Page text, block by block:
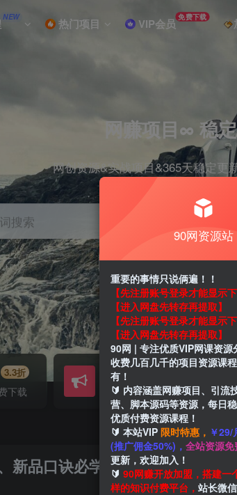
NEW 热门项目 VIP会员 免费下载
网赚项目∞ 稳
网创资源&实战项目&365天稳定更
搜索
项目 剪辑 抖音 引流
3.3折
下载
会员交流 群聊
研究探讨一手信息差
新品口诀必学、广告最新打法等
90网资源站
重要的事情只说俩遍！！
【先注册账号登录才能显示
【进入网盘先转存再提取】
【先注册账号登录才能显示
【进入网盘先转存再提取】
90网 | 专注优质VIP网课资源
收费几百几千的项目资源课
有！
🔰 内容涵盖网赚项目、引流
营、脚本源码等资源，每日
优质付费资源课程！
🔰 本站VIP 限时特惠， ￥29/
(推广佣金50%)， 全站资源免
更新，欢迎加入！
🔰 90网赚开放加盟，搭建一
样的知识付费平台， 站长微